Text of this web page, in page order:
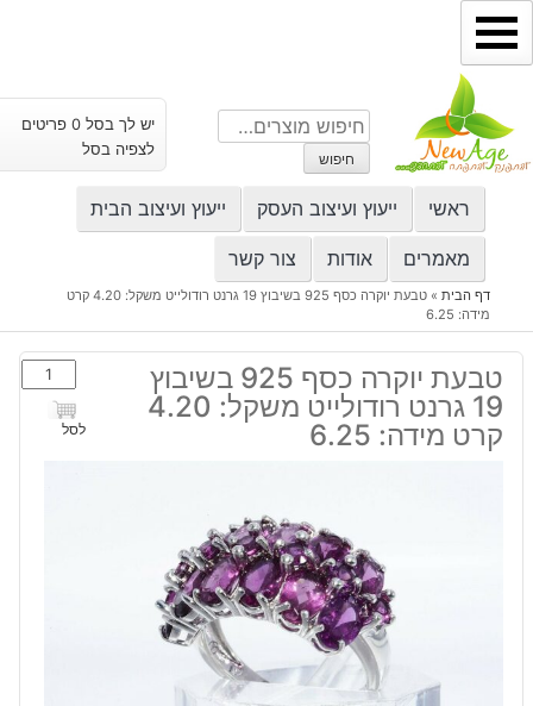
דילוג
לתוכן
חיפוש
עבור:
חיפוש
יש לך בסל 0 פריטים
לצפיה בסל
ראשי ייעוץ ועיצוב העסק ייעוץ ועיצוב הבית
מאמרים אודות צור קשר
דף הבית»
טבעת יוקרה כסף 925 בשיבוץ 19 גרנט רודולייט משקל: 4.20 קרט
מידה: 6.25
טבעת יוקרה כסף 925 בשיבוץ
19 גרנט רודולייט משקל: 4.20
קרט מידה: 6.25
כמות
של
טבעת
לסל